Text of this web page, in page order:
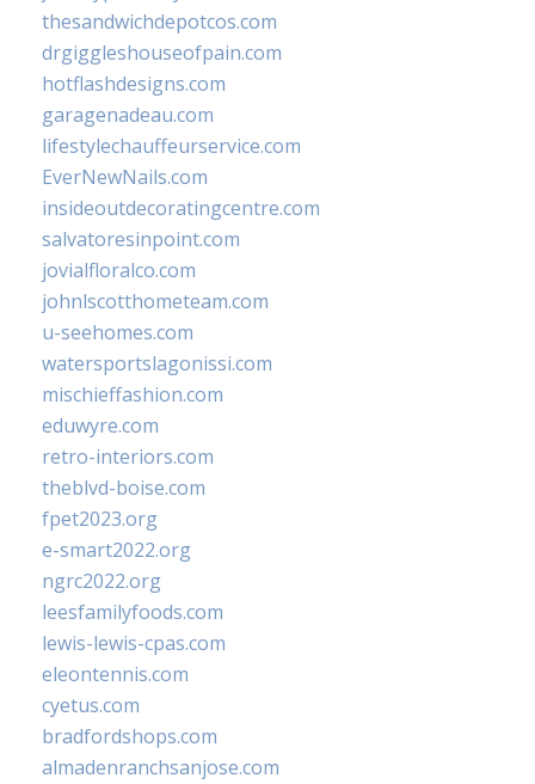
thesandwichdepotcos.com
drgiggleshouseofpain.com
hotflashdesigns.com
garagenadeau.com
lifestylechauffeurservice.com
EverNewNails.com
insideoutdecoratingcentre.com
salvatoresinpoint.com
jovialfloralco.com
johnlscotthometeam.com
u-seehomes.com
watersportslagonissi.com
mischieffashion.com
eduwyre.com
retro-interiors.com
theblvd-boise.com
fpet2023.org
e-smart2022.org
ngrc2022.org
leesfamilyfoods.com
lewis-lewis-cpas.com
eleontennis.com
cyetus.com
bradfordshops.com
almadenranchsanjose.com